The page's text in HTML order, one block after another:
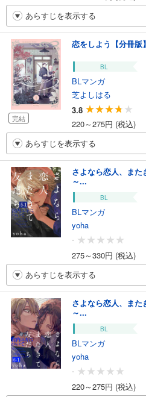
あらすじを表示する
完結
恋をしよう【分冊版】
BL
BLマンガ
芝よしはる
3.8
220～275円 (税込)
あらすじを表示する
さよなら恋人、ま
～...
BL
BLマンガ
yoha
-
275～330円 (税込)
あらすじを表示する
さよなら恋人、ま
～...
BL
BLマンガ
yoha
-
220～275円 (税込)